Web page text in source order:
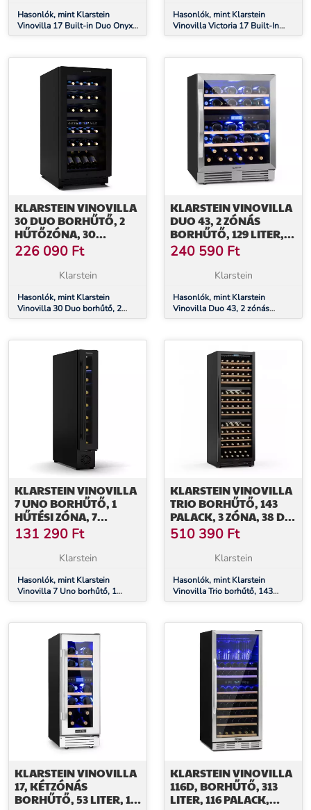
Hasonlók, mint Klarstein
Vinovilla 17 Built-in Duo Onyx
Edition, kétzónás borhűtő, 53
világítás, üvegajtó
Hasonlók, mint Klarstein
Vinovilla Victoria 17 Built-In
Duo Vilhelmine Edition,
KLARSTEIN VINOVILLA
30 DUO BORHŰTŐ, 2
HŰTŐZÓNA, 30
PALACK, FA POLCOK, 5-
18 °C
226 090 Ft
Klarstein
Hasonlók, mint Klarstein
Vinovilla 30 Duo borhűtő, 2
hűtőzóna, 30 palack, fa polcok,
KLARSTEIN VINOVILLA
DUO 43, 2 ZÓNÁS
BORHŰTŐ, 129 LITER,
43 PALACK, 3 SZÍNŰ LED
VILÁGÍTÁS, ÜVEGAJTÓ
240 590 Ft
Klarstein
Hasonlók, mint Klarstein
Vinovilla Duo 43, 2 zónás
borhűtő, 129 liter, 43 palack, 3
KLARSTEIN VINOVILLA
7 UNO BORHŰTŐ, 1
HŰTÉSI ZÓNA, 7
PALACK, FA POLCOK, 5-
18 °C
131 290 Ft
Klarstein
Hasonlók, mint Klarstein
Vinovilla 7 Uno borhűtő, 1
hűtési zóna, 7 palack, fa polcok,
KLARSTEIN VINOVILLA
TRIO BORHŰTŐ, 143
PALACK, 3 ZÓNA, 38 DB,
12 POLC,
KOMPRESSZOR, 413
510 390 Ft
Klarstein
Hasonlók, mint Klarstein
Vinovilla Trio borhűtő, 143
palack, 3 zóna, 38 dB, 12 polc,
KLARSTEIN VINOVILLA
17, KÉTZÓNÁS
BORHŰTŐ, 53 LITER, 17
KLARSTEIN VINOVILLA
116D, BORHŰTŐ, 313
LITER, 116 PALACK,